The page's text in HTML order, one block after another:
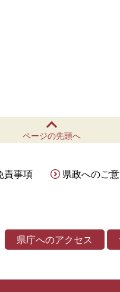
ページの先頭へ
責事項 県政へのご
県庁へのアクセス